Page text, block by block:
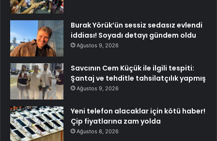
Burak Yörük’ün sessiz sedasız evlendi
iddiası! Soyadı detayı gündem oldu
Ağustos 9, 2026
Savcının Cem Küçük ile ilgili tespiti:
Şantaj ve tehditle tahsilatçılık yapmış
Ağustos 9, 2026
Yeni telefon alacaklar için kötü haber!
Çip fiyatlarına zam yolda
Ağustos 8, 2026